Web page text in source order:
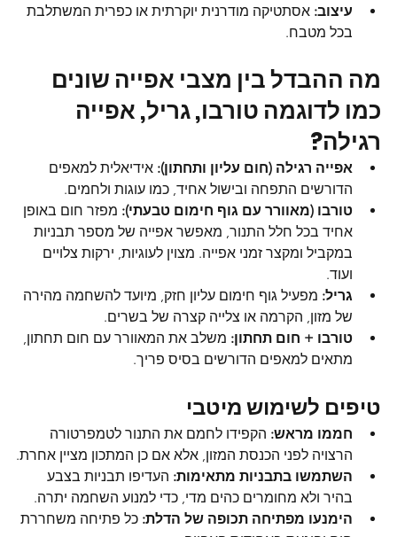
עיצוב: אסתטיקה מודרנית יוקרתית או כפרית המשתלבת
בכל מטבח.
מה ההבדל בין מצבי אפייה שונים
כמו לדוגמה טורבו, גריל, אפייה
רגילה?
אפייה רגילה (חום עליון ותחתון): אידיאלית למאפים
הדורשים התפחה ובישול אחיד, כמו עוגות ולחמים.
טורבו (מאוורר עם גוף חימום טבעתי): מפזר חום באופן
אחיד בכל חלל התנור, מאפשר אפייה של מספר תבניות
במקביל ומקצר זמני אפייה. מצוין לעוגיות, ירקות צלויים
ועוד.
גריל: מפעיל גוף חימום עליון חזק, מיועד להשחמה מהירה
של מזון, הקרמה או צלייה קצרה של בשרים.
טורבו + חום תחתון: משלב את המאוורר עם חום תחתון,
מתאים למאפים הדורשים בסיס פריך.
טיפים לשימוש מיטבי
חממו מראש: הקפידו לחמם את התנור לטמפרטורה
הרצויה לפני הכנסת המזון, אלא אם כן המתכון מציין אחרת.
השתמשו בתבניות מתאימות: העדיפו תבניות בצבע
בהיר ולא מחומרים כהים מדי, כדי למנוע השחמה יתרה.
הימנעו מפתיחה תכופה של הדלת: כל פתיחה משחררת